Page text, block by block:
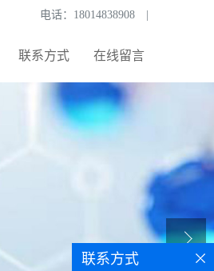
电话： 18014838908
联系方式 在线留言
联系方式